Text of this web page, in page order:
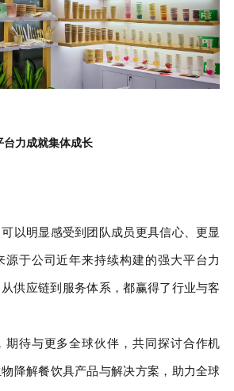
台力成就集体成长
以明显感受到团队成员更具信心、更显
源于公司近年来持续构建的强大平台力
供应链到服务体系，都赢得了行业与客
期待与更多全球伙伴，共同探讨合作机
降解餐饮具产品与解决方案，助力全球